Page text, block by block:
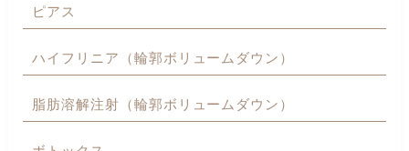
ピアス
ハイフリニア（輪郭ボリュームダウン）
脂肪溶解注射（輪郭ボリュームダウン）